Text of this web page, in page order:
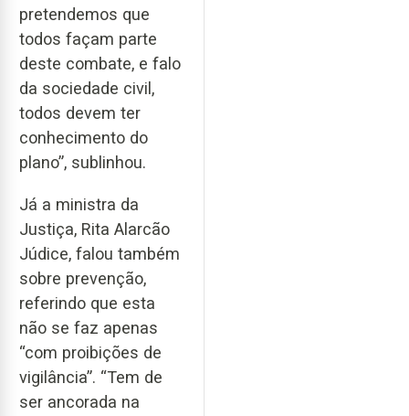
pretendemos que
todos façam parte
deste combate, e falo
da sociedade civil,
todos devem ter
conhecimento do
plano”, sublinhou.
Já a ministra da
Justiça, Rita Alarcão
Júdice, falou também
sobre prevenção,
referindo que esta
não se faz apenas
“com proibições de
vigilância”. “Tem de
ser ancorada na